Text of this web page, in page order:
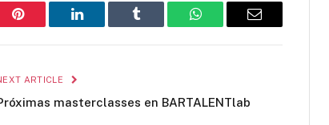
Pinterest LinkedIn Tumblr WhatsAppEmail
ARTICLE
masterclasses en BARTALENTlab